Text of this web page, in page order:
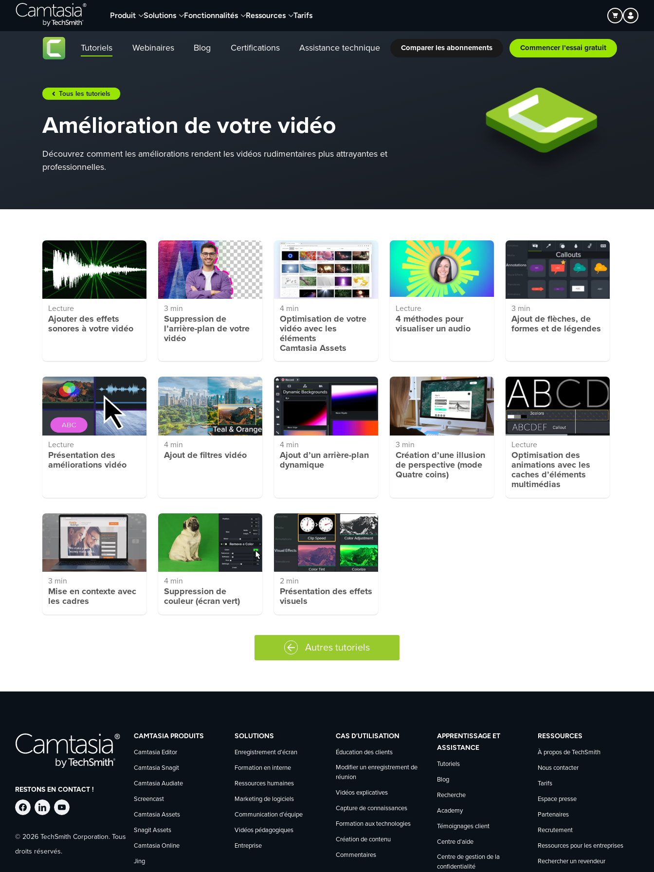
Passer
directement
Produit Solutions Fonctionnalités Ressources Tarifs
Tutoriels Webinaires Blog Certifications Assistance technique Comparer les abonnements Commencer l’essai gratuit
Tous les tutoriels
Amélioration de votre vidéo
Découvrez comment les améliorations rendent les vidéos rudimentaires plus attrayantes et
professionnelles.
Lecture
Ajouter des effets
sonores à votre vidéo
3 min
Suppression de
l’arrière-plan de votre
vidéo
4 min
Optimisation de votre
vidéo avec les
éléments
Camtasia Assets
Lecture
4 méthodes pour
visualiser un audio
3 min
Ajout de flèches, de
formes et de légendes
Lecture
Présentation des
améliorations vidéo
4 min
Ajout de filtres vidéo
4 min
Ajout d’un arrière-plan
dynamique
3 min
Création d’une illusion
de perspective (mode
Quatre coins)
Lecture
Optimisation des
animations avec les
caches d’éléments
multimédias
3 min
Mise en contexte avec
les cadres
4 min
Suppression de
couleur (écran vert)
2 min
Présentation des effets
visuels
Autres tutoriels
RESTONS EN CONTACT !
Suivre
TechSmith
Suivre
TechSmith
Suivre
TechSmith
© 2026 TechSmith Corporation. Tous
droits réservés.
CAMTASIA PRODUITS
Camtasia Editor
Camtasia Snagit
Camtasia Audiate
Screencast
Camtasia Assets
Snagit Assets
Camtasia Online
Jing
SOLUTIONS
Enregistrement d’écran
Formation en interne
Ressources humaines
Marketing de logiciels
Communication d’équipe
Vidéos pédagogiques
Entreprise
CAS D’UTILISATION
Éducation des clients
Modifier un enregistrement de
réunion
Vidéos explicatives
Capture de connaissances
Formation aux technologies
Création de contenu
Commentaires
APPRENTISSAGE ET
ASSISTANCE
Tutoriels
Blog
Recherche
Academy
Témoignages client
Centre d’aide
Centre de gestion de la
confidentialité
RESSOURCES
À propos de TechSmith
Nous contacter
Tarifs
Espace presse
Partenaires
Recrutement
Ressources pour les entreprises
Rechercher un revendeur